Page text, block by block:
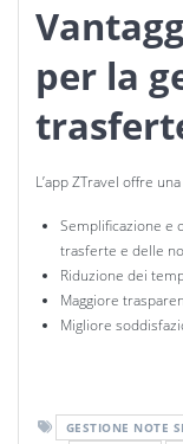
per la
L’app ZTravel offre
Semplificazione e
trasferte e delle
Riduzione dei
Maggiore
Migliore
GESTIONE NOTE